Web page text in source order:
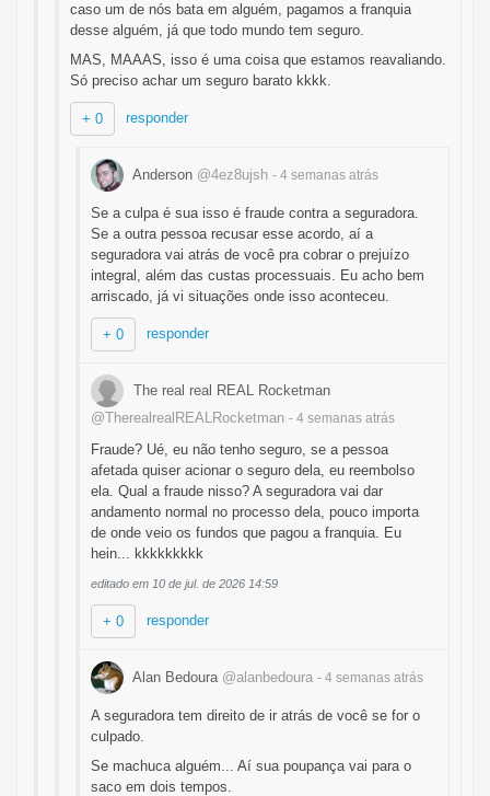
caso um de nós bata em alguém, pagamos a franquia
desse alguém, já que todo mundo tem seguro.
MAS, MAAAS, isso é uma coisa que estamos reavaliando.
Só preciso achar um seguro barato kkkk.
+ 0 responder
Anderson @4ez8ujsh - 4 semanas atrás
Se a culpa é sua isso é fraude contra a seguradora.
Se a outra pessoa recusar esse acordo, aí a
seguradora vai atrás de você pra cobrar o prejuízo
integral, além das custas processuais. Eu acho bem
arriscado, já vi situações onde isso aconteceu.
+ 0 responder
The real real REAL Rocketman
@TherealrealREALRocketman - 4 semanas atrás
Fraude? Ué, eu não tenho seguro, se a pessoa
afetada quiser acionar o seguro dela, eu reembolso
ela. Qual a fraude nisso? A seguradora vai dar
andamento normal no processo dela, pouco importa
de onde veio os fundos que pagou a franquia. Eu
hein... kkkkkkkkk
editado em 10 de jul. de 2026 14:59
+ 0 responder
Alan Bedoura @alanbedoura - 4 semanas atrás
A seguradora tem direito de ir atrás de você se for o
culpado.
Se machuca alguém... Aí sua poupança vai para o
saco em dois tempos.